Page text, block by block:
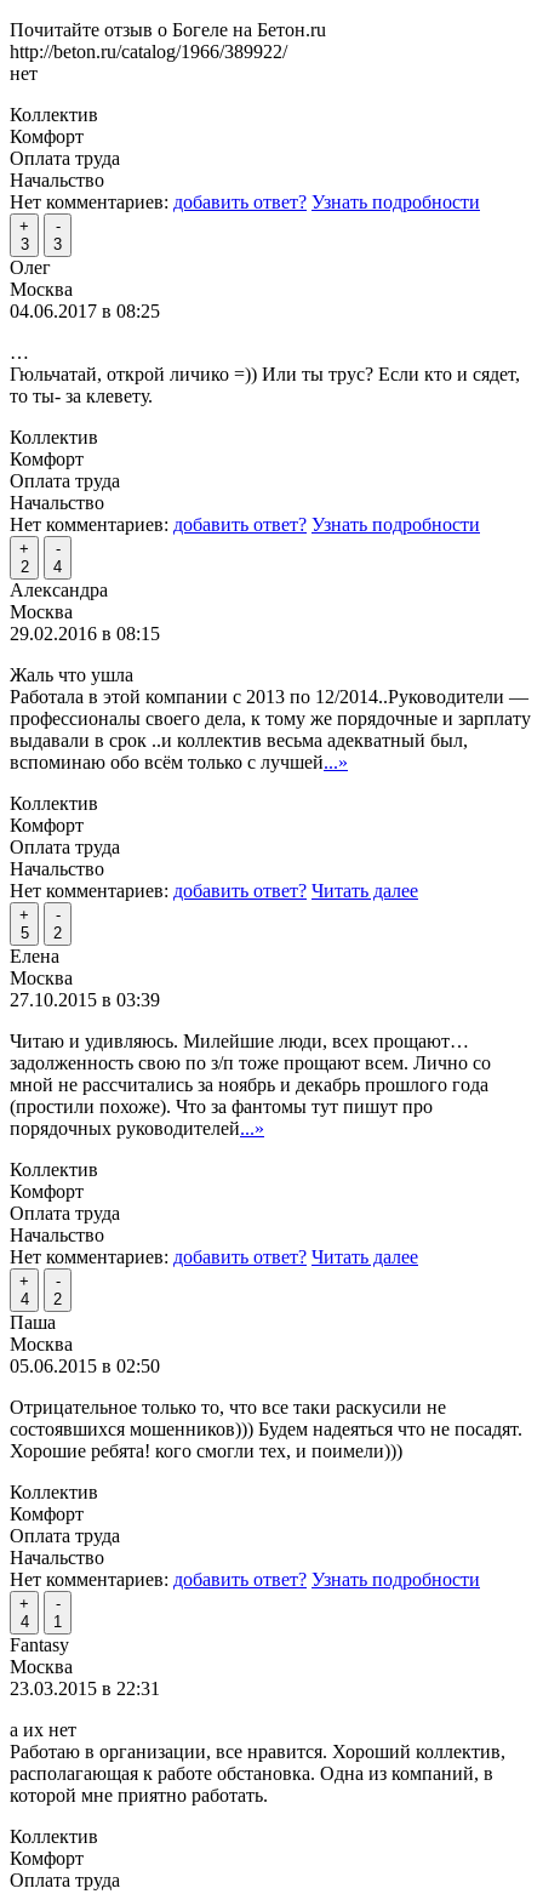
Почитайте отзыв о Богеле на Бетон.ru
http://beton.ru/catalog/1966/389922/
нет
Коллектив
Комфорт
Оплата труда
Начальство
Нет комментариев: добавить ответ? Узнать подробности
+
3
-
3
Олег
Москва
04.06.2017 в 08:25
…
Гюльчатай, открой личико =)) Или ты трус? Если кто и сядет,
то ты- за клевету.
Коллектив
Комфорт
Оплата труда
Начальство
Нет комментариев: добавить ответ? Узнать подробности
+
2
-
4
Александра
Москва
29.02.2016 в 08:15
Жаль что ушла
Работала в этой компании с 2013 по 12/2014..Руководители —
профессионалы своего дела, к тому же порядочные и зарплату
выдавали в срок ..и коллектив весьма адекватный был,
вспоминаю обо всём только с лучшей...»
Коллектив
Комфорт
Оплата труда
Начальство
Нет комментариев: добавить ответ? Читать далее
+
5
-
2
Елена
Москва
27.10.2015 в 03:39
Читаю и удивляюсь. Милейшие люди, всех прощают…
задолженность свою по з/п тоже прощают всем. Лично со
мной не рассчитались за ноябрь и декабрь прошлого года
(простили похоже). Что за фантомы тут пишут про
порядочных руководителей...»
Коллектив
Комфорт
Оплата труда
Начальство
Нет комментариев: добавить ответ? Читать далее
+
4
-
2
Паша
Москва
05.06.2015 в 02:50
Отрицательное только то, что все таки раскусили не
состоявшихся мошенников))) Будем надеяться что не посадят.
Хорошие ребята! кого смогли тех, и поимели)))
Коллектив
Комфорт
Оплата труда
Начальство
Нет комментариев: добавить ответ? Узнать подробности
+
4
-
1
Fantasy
Москва
23.03.2015 в 22:31
а их нет
Работаю в организации, все нравится. Хороший коллектив,
располагающая к работе обстановка. Одна из компаний, в
которой мне приятно работать.
Коллектив
Комфорт
Оплата труда